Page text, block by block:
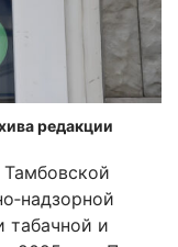
редакции
табачной и